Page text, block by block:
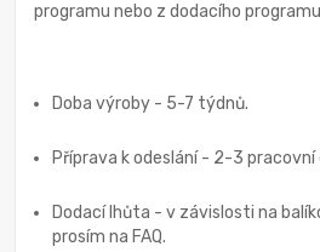
programu nebo z dodacího
Doba výroby - 5-7 týdnů.
Příprava k odeslání - 2-3 pracovní
Dodací lhůta - v závislosti na
prosím na FAQ.